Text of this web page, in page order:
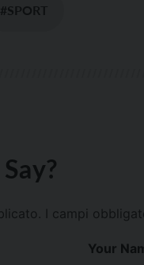
#SPORT
I campi
Your